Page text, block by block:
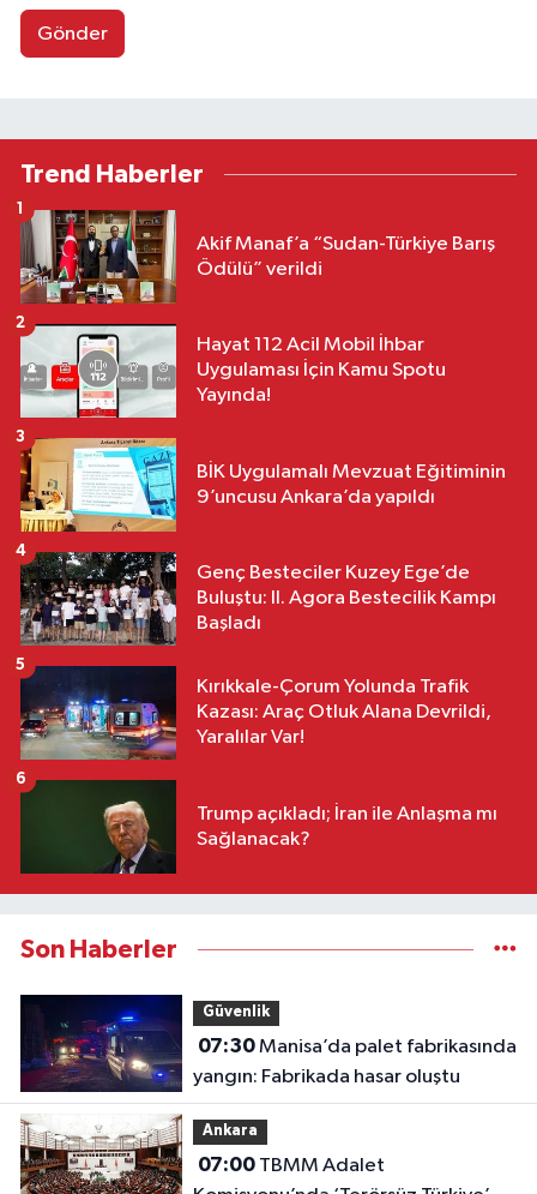
Gönder
Trend Haberler
Akif Manaf’a “Sudan-Türkiye Barış
Ödülü” verildi
1
Hayat 112 Acil Mobil İhbar
Uygulaması İçin Kamu Spotu
Yayında!
2
BİK Uygulamalı Mevzuat Eğitiminin
9’uncusu Ankara’da yapıldı
3
Genç Besteciler Kuzey Ege’de
Buluştu: II. Agora Bestecilik Kampı
Başladı
4
Kırıkkale-Çorum Yolunda Trafik
Kazası: Araç Otluk Alana Devrildi,
Yaralılar Var!
5
Trump açıkladı; İran ile Anlaşma mı
Sağlanacak?
6
Son Haberler
Güvenlik
07:30Manisa’da palet fabrikasında
yangın: Fabrikada hasar oluştu
Ankara
07:00TBMM Adalet